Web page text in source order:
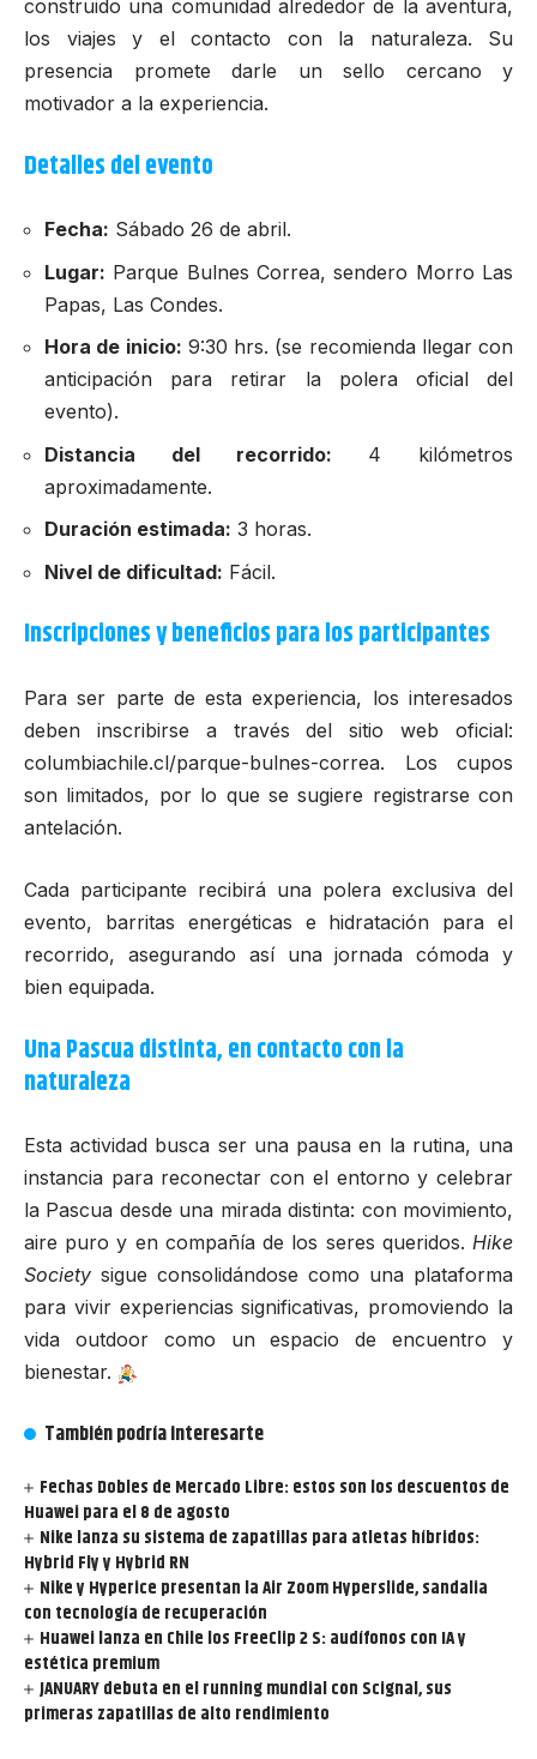
construido una comunidad alrededor de la aventura,
los viajes y el contacto con la naturaleza. Su
presencia promete darle un sello cercano y
motivador a la experiencia.
Detalles del evento
Fecha: Sábado 26 de abril.
Lugar: Parque Bulnes Correa, sendero Morro Las
Papas, Las Condes.
Hora de inicio: 9:30 hrs. (se recomienda llegar con
anticipación para retirar la polera oficial del
evento).
Distancia del recorrido: 4 kilómetros
aproximadamente.
Duración estimada: 3 horas.
Nivel de dificultad: Fácil.
Inscripciones y beneficios para los participantes
Para ser parte de esta experiencia, los interesados
deben inscribirse a través del sitio web oficial:
columbiachile.cl/parque-bulnes-correa. Los cupos
son limitados, por lo que se sugiere registrarse con
antelación.
Cada participante recibirá una polera exclusiva del
evento, barritas energéticas e hidratación para el
recorrido, asegurando así una jornada cómoda y
bien equipada.
Una Pascua distinta, en contacto con la
naturaleza
Esta actividad busca ser una pausa en la rutina, una
instancia para reconectar con el entorno y celebrar
la Pascua desde una mirada distinta: con movimiento,
aire puro y en compañía de los seres queridos. Hike
Society sigue consolidándose como una plataforma
para vivir experiencias significativas, promoviendo la
vida outdoor como un espacio de encuentro y
bienestar.
También podría interesarte
Fechas Dobles de Mercado Libre: estos son los descuentos de
Huawei para el 8 de agosto
Nike lanza su sistema de zapatillas para atletas híbridos:
Hybrid Fly y Hybrid RN
Nike y Hyperice presentan la Air Zoom Hyperslide, sandalia
con tecnología de recuperación
Huawei lanza en Chile los FreeClip 2 S: audífonos con IA y
estética premium
JANUARY debuta en el running mundial con Scignal, sus
primeras zapatillas de alto rendimiento